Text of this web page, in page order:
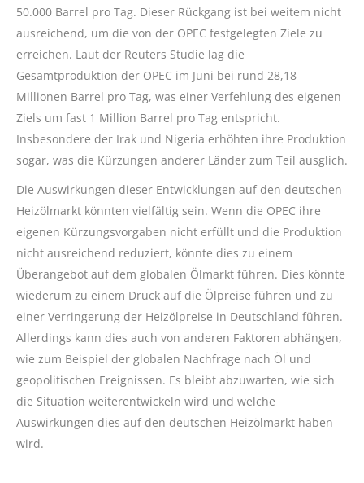
50.000 Barrel pro Tag. Dieser Rückgang ist bei weitem nicht
ausreichend, um die von der OPEC festgelegten Ziele zu
erreichen. Laut der Reuters Studie lag die
Gesamtproduktion der OPEC im Juni bei rund 28,18
Millionen Barrel pro Tag, was einer Verfehlung des eigenen
Ziels um fast 1 Million Barrel pro Tag entspricht.
Insbesondere der Irak und Nigeria erhöhten ihre Produktion
sogar, was die Kürzungen anderer Länder zum Teil ausglich.
Die Auswirkungen dieser Entwicklungen auf den deutschen
Heizölmarkt könnten vielfältig sein. Wenn die OPEC ihre
eigenen Kürzungsvorgaben nicht erfüllt und die Produktion
nicht ausreichend reduziert, könnte dies zu einem
Überangebot auf dem globalen Ölmarkt führen. Dies könnte
wiederum zu einem Druck auf die Ölpreise führen und zu
einer Verringerung der Heizölpreise in Deutschland führen.
Allerdings kann dies auch von anderen Faktoren abhängen,
wie zum Beispiel der globalen Nachfrage nach Öl und
geopolitischen Ereignissen. Es bleibt abzuwarten, wie sich
die Situation weiterentwickeln wird und welche
Auswirkungen dies auf den deutschen Heizölmarkt haben
wird.